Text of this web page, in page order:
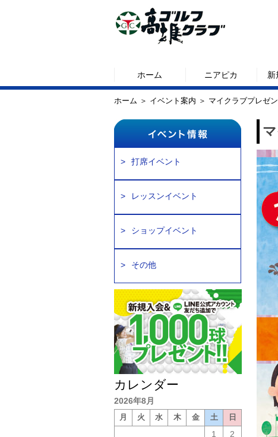
ホーム ニアピカ 新
ホーム ＞ イベント案内 ＞ マイクラブプレゼン
打席イベント
レッスンイベント
ショップイベント
その他
カレンダー
2026年8月
月 火 水 木 金 土 日
1
2